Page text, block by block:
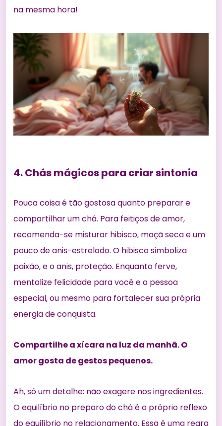
na mesma hora!
4. Chás mágicos para criar sintonia
Pouca coisa é tão gostosa quanto preparar e
compartilhar um chá. Para feitiços de amor,
recomenda-se misturar hibisco, maçã seca e um
pouco de anis-estrelado. O hibisco simboliza
paixão, e o anis, proteção. Enquanto ferve,
mentalize felicidade para você e a pessoa
especial, ou mesmo para fortalecer sua própria
energia de conquista.
Compartilhe a xícara na luz da manhã. O
amor gosta de gestos pequenos.
Ah, só um detalhe: não exagere nos ingredientes.
O equilíbrio no preparo do chá é o próprio reflexo
do equilíbrio no relacionamento. Essa é uma regra